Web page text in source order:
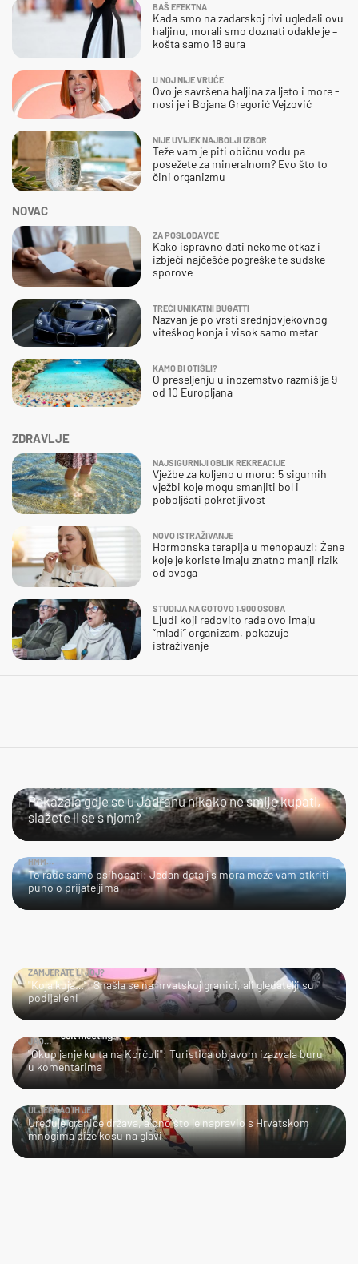
ZDRAVLJE
NAJSIGURNIJI OBLIK REKREACIJE
Vježbe za koljeno u moru: 5 sigurnih
vježbi koje mogu smanjiti bol i
poboljšati pokretljivost
NOVO ISTRAŽIVANJE
Hormonska terapija u menopauzi: Žene
koje je koriste imaju znatno manji rizik
od ovoga
STUDIJA NA GOTOVO 1.900 OSOBA
Ljudi koji redovito rade ovo imaju
“mlađi” organizam, pokazuje
istraživanje
NOVAC
ZA POSLODAVCE
Kako ispravno dati nekome otkaz i
izbjeći najčešće pogreške te sudske
sporove
TREĆI UNIKATNI BUGATTI
Nazvan je po vrsti srednjovjekovnog
viteškog konja i visok samo metar
KAMO BI OTIŠLI?
O preseljenju u inozemstvo razmišlja 9
od 10 Europljana
BAŠ EFEKTNA
Kada smo na zadarskoj rivi ugledali ovu
haljinu, morali smo doznati odakle je –
košta samo 18 eura
U NOJ NIJE VRUĆE
Ovo je savršena haljina za ljeto i more -
nosi je i Bojana Gregorić Vejzović
NIJE UVIJEK NAJBOLJI IZBOR
Teže vam je piti običnu vodu pa
posežete za mineralnom? Evo što to
čini organizmu
Pokazala gdje se u Jadranu nikako ne smije kupati,
slažete li se s njom?
HMM…
To rade samo psihopati: Jedan detalj s mora može vam otkriti
puno o prijateljima
ZAMJERATE LI JOJ?
"Koja kuja…": Snašla se na hrvatskoj granici, ali gledatelji su
podijeljeni
JAO…
"Okupljanje kulta na Korčuli": Turistica objavom izazvala buru
u komentarima
ULJEPŠAO IH JE
Uređuje granice država, a ono što je napravio s Hrvatskom
mnogima diže kosu na glavi